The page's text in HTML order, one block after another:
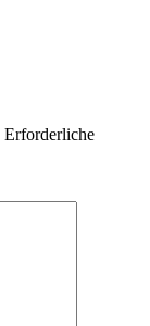
Erforderliche